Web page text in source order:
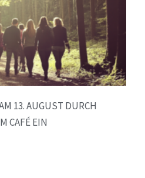
13. AUGUST DURCH
CAFÉ EIN